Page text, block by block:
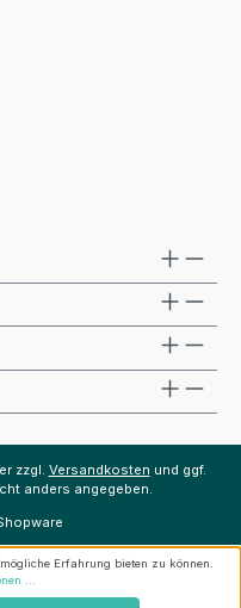
zzgl. Versandkosten und ggf.
anders angegeben.
Erfahrung bieten zu können.
...